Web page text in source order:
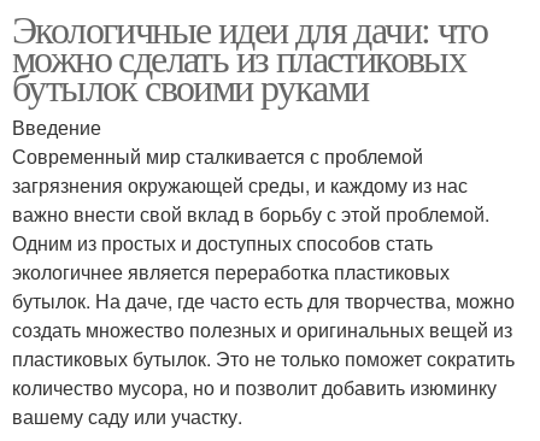
Экологичные идеи для дачи: что
можно сделать из пластиковых
бутылок своими руками
Введение
Современный мир сталкивается с проблемой
загрязнения окружающей среды, и каждому из нас
важно внести свой вклад в борьбу с этой проблемой.
Одним из простых и доступных способов стать
экологичнее является переработка пластиковых
бутылок. На даче, где часто есть для творчества, можно
создать множество полезных и оригинальных вещей из
пластиковых бутылок. Это не только поможет сократить
количество мусора, но и позволит добавить изюминку
вашему саду или участку.